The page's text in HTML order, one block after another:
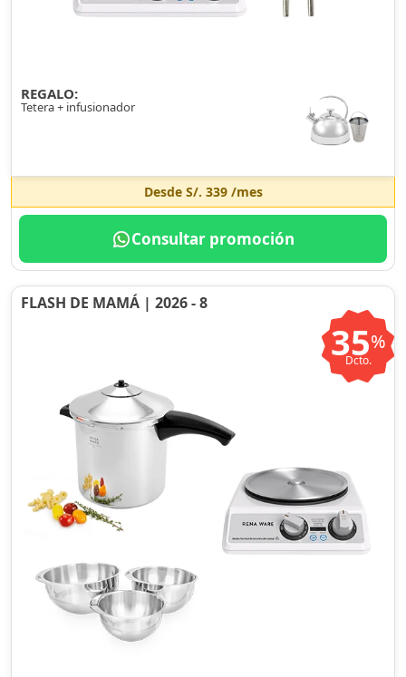
REGALO:
Tetera + infusionador
Desde S/. 339/mes
Consultar promoción
FLASH DE MAMÁ | 2026 - 8
35%
Dcto.